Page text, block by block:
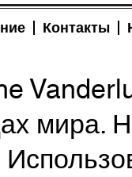
Контакты